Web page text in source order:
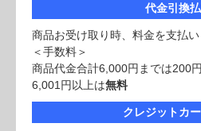
代金引換
商品お受け取り時、料金を支払い
＜手数料＞
商品代金合計6,000円までは200
6,001円以上は無料
クレジットカ